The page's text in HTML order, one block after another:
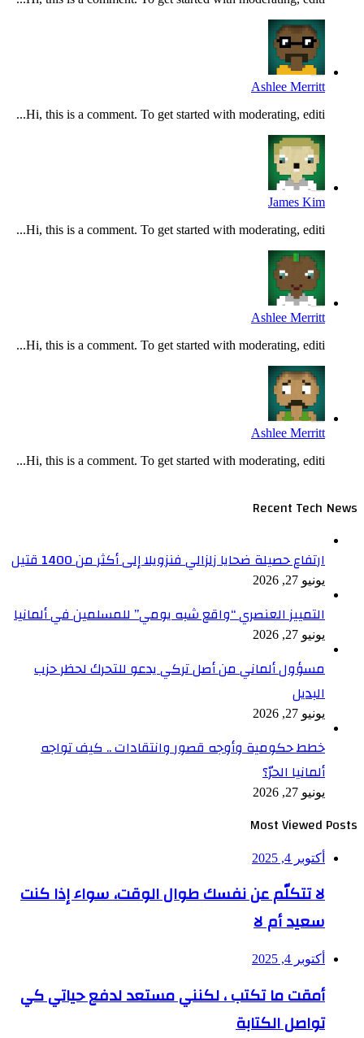
Ashlee Merritt
Hi, this is a comment. To get started with moderating, editi...
James Kim
Hi, this is a comment. To get started with moderating, editi...
Ashlee Merritt
Hi, this is a comment. To get started with moderating, editi...
Ashlee Merritt
Hi, this is a comment. To get started with moderating, editi...
Recent Tech News
ارتفاع حصيلة ضحايا زلزالي فنزويلا إلى أكثر من 1400 قتيل
يونيو 27, 2026
التمييز العنصري “واقع شبه يومي” للمسلمين في ألمانيا
يونيو 27, 2026
مسؤول ألماني من أصل تركي يدعو للتحرك لحظر حزب
البديل
يونيو 27, 2026
خطط حكومية وأوجه قصور وانتقادات .. كيف تواجه
ألمانيا الحرّ؟
يونيو 27, 2026
Most Viewed Posts
أكتوبر 4, 2025
لا تتكلّم عن نفسك طوال الوقت، سواء إذا كنت
سعيد أم لا
أكتوبر 4, 2025
أمقت ما تكتب ، لكنني مستعد لدفع حياتي كي
تواصل الكتابة